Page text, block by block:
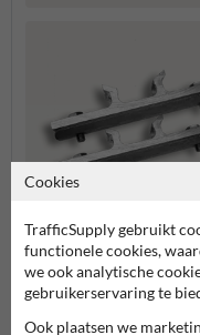
Bordbeugel variabel (set
stuks) - exclusief RVS
klembanden
Cookies
TrafficSupply gebruikt
functionele cookies,
we ook analytische
gebruikerservaring te
Ook plaatsen we